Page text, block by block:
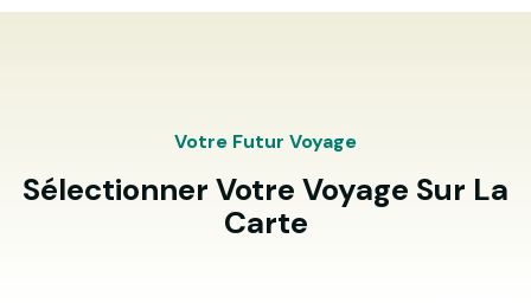
Votre Futur Voyage
Sélectionner Votre Voyage Sur La
Carte